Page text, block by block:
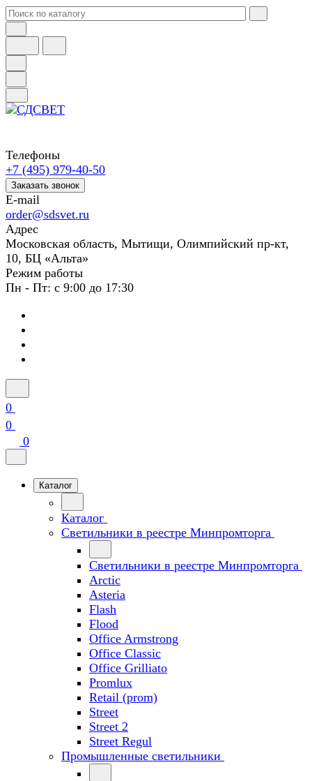
Телефоны
+7 (495) 979-40-50
Заказать звонок
E-mail
order@sdsvet.ru
Адрес
Московская область, Мытищи, Олимпийский пр-кт,
10, БЦ «Альта»
Режим работы
Пн - Пт: с 9:00 до 17:30
0
0
0
Каталог
Каталог
Светильники в реестре Минпромторга
Светильники в реестре Минпромторга
Arctic
Asteria
Flash
Flood
Office Armstrong
Office Classic
Office Grilliato
Promlux
Retail (prom)
Street
Street 2
Street Regul
Промышленные светильники